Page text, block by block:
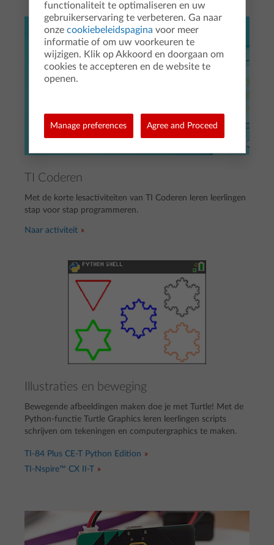
TI Coderen
Met de korte lesactiviteiten van TI Coderen leren leerlingen
stap voor stap programmeren.
Naar activiteit
Illustraties en beweging
Bewegende afbeeldingen maken doe je met Turtle! Met de
Python-functie Turtle Graphics leren leerlingen scripts
schrijven om tekeningen en computergraphics te maken.
TI-84 Plus CE-T Python Edition
TI-Nspire™ CX II-T
functionaliteit te optimaliseren en uw
gebruikerservaring te verbeteren. Ga naar
onze cookiebeleidspagina voor meer
informatie of om uw voorkeuren te
wijzigen. Klik op Akkoord en doorgaan om
cookies te accepteren en de website te
openen.
Manage preferences Agree and Proceed